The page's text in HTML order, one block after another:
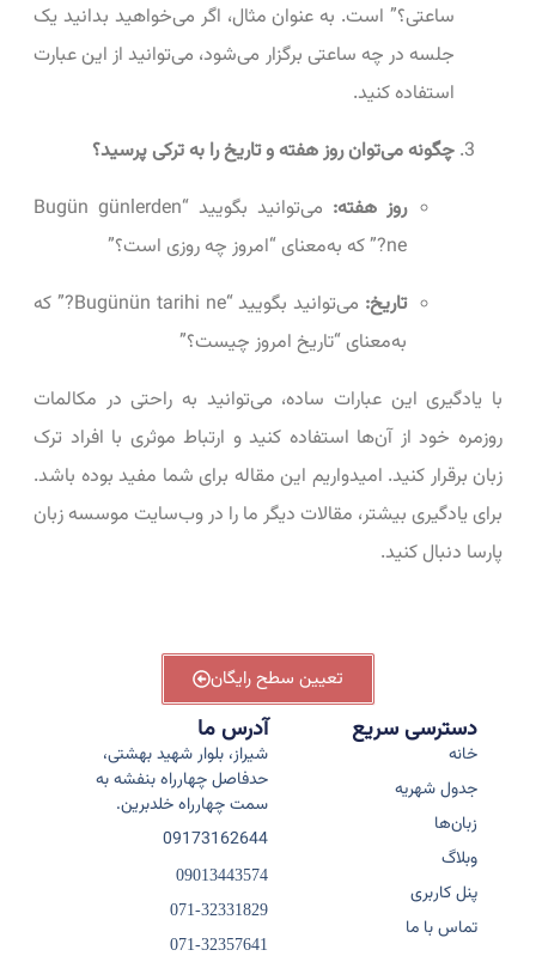
ساعتی؟” است. به عنوان مثال، اگر می‌خواهید بدانید یک
جلسه در چه ساعتی برگزار می‌شود، می‌توانید از این عبارت
استفاده کنید.
چگونه می‌توان روز هفته و تاریخ را به ترکی پرسید؟
روز هفته:
می‌توانید بگویید “Bugün günlerden
ne?” که به‌معنای “امروز چه روزی است؟”
تاریخ:
می‌توانید بگویید “Bugünün tarihi ne?” که
به‌معنای “تاریخ امروز چیست؟”
با یادگیری این عبارات ساده، می‌توانید به راحتی در مکالمات
روزمره خود از آن‌ها استفاده کنید و ارتباط موثری با افراد ترک
زبان برقرار کنید. امیدواریم این مقاله برای شما مفید بوده باشد.
برای یادگیری بیشتر، مقالات دیگر ما را در وب‌سایت موسسه زبان
پارسا دنبال کنید.
تعیین سطح رایگان
دسترسی سریع
خانه
جدول شهریه
زبان‌ها
وبلاگ
پنل کاربری
تماس با ما
آدرس ما
شیراز، بلوار شهید بهشتی،
حدفاصل چهارراه بنفشه به
سمت چهارراه خلدبرین.
09173162644
09013443574
071-32331829
071-32357641